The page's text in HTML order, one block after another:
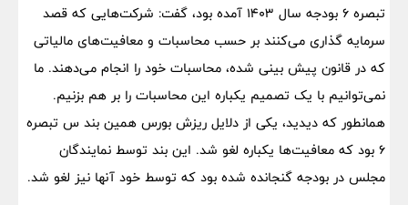
تبصره ۶ بودجه سال ۱۴۰۳ آمده بود، گفت: شرکت‌هایی که قصد
سرمایه گذاری می‌کنند بر حسب محاسبات و معافیت‌های مالیاتی
که در قانون پیش بینی شده، محاسبات خود را انجام می‌دهند. ما
نمی‌توانیم با یک تصمیم یکباره این محاسبات را بر هم بزنیم.
همانطور که دیدید، یکی از دلایل ریزش بورس همین بند س تبصره
۶ بود که معافیت‌ها یکباره لغو شد. این بند توسط نمایندگان
مجلس در بودجه گنجانده شده بود که توسط خود آنها نیز لغو شد.